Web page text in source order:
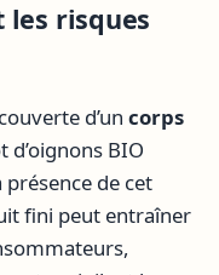
les risques
d’un corps
d’oignons BIO
de cet
fini peut entraîner